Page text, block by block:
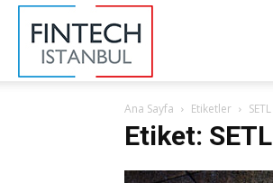
İstanbul
Ana Sayfa Etiketler SETL
Etiket: SETL